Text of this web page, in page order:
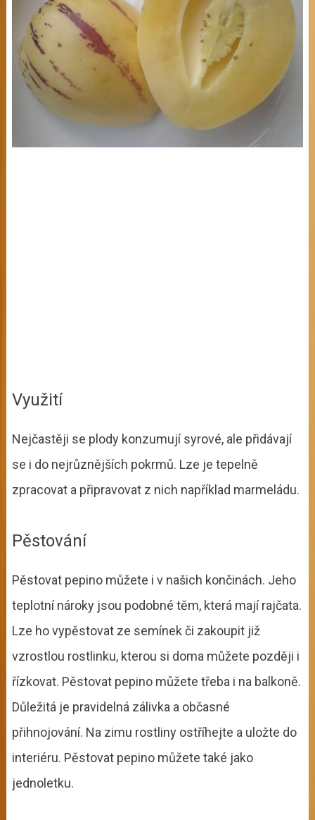
Využití
Nejčastěji se plody konzumují syrové, ale přidávají
se i do nejrůznějších pokrmů. Lze je tepelně
zpracovat a připravovat z nich například marmeládu.
Pěstování
Pěstovat pepino můžete i v našich končinách. Jeho
teplotní nároky jsou podobné těm, která mají rajčata.
Lze ho vypěstovat ze semínek či zakoupit již
vzrostlou rostlinku, kterou si doma můžete později i
řízkovat. Pěstovat pepino můžete třeba i na balkoně.
Důležitá je pravidelná zálivka a občasné
přihnojování. Na zimu rostliny ostříhejte a uložte do
interiéru. Pěstovat pepino můžete také jako
jednoletku.